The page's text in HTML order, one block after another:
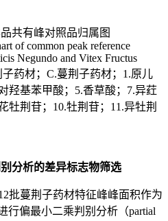
共有峰对照品归属图
of common peak reference
Negundo and Vitex Fructus
药材；C.蔓荆子药材；1.原儿
羟基苯甲酸；5.香草酸；7.异荭
牡荆苷；10.牡荆苷；11.异牡荆
分析的差异标志物筛选
批蔓荆子药材特征峰峰面积作为
行偏最小二乘判别分析（partial